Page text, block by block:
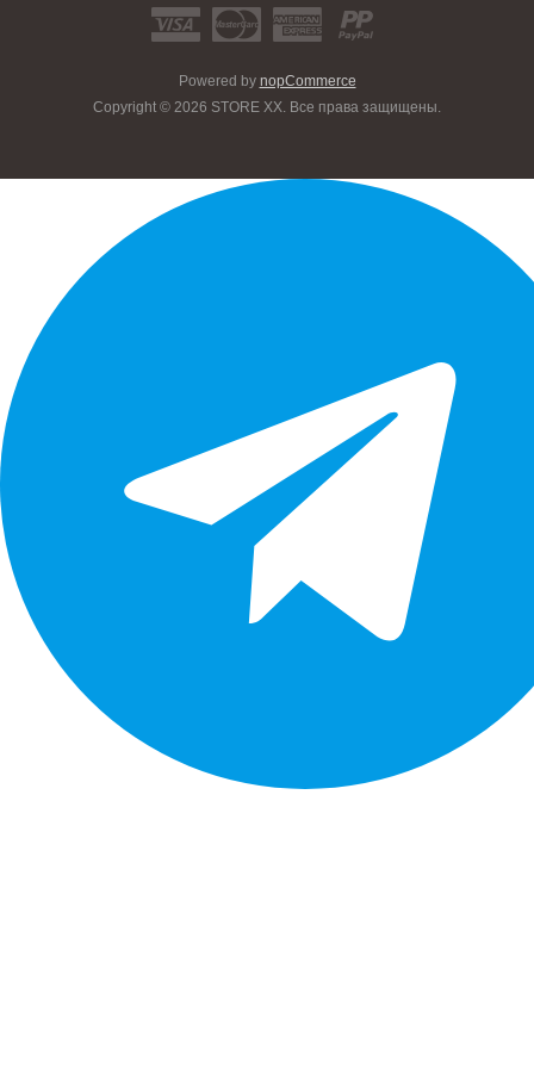
Powered by nopCommerce
Copyright © 2026 STORE XX. Все права защищены.